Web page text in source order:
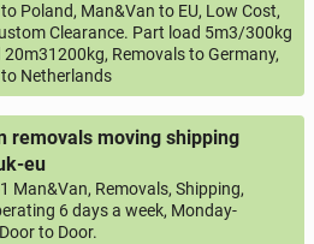
Poland, Man&Van to EU, Low Cost,
Clearance. Part load 5m3/300kg
20m31200kg, Removals to Germany,
Netherlands
removals moving shipping
eu
Man&Van, Removals, Shipping,
6 days a week, Monday-
to Door.